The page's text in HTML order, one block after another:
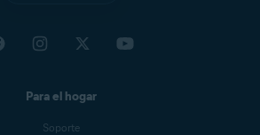
Para el hogar
Soporte